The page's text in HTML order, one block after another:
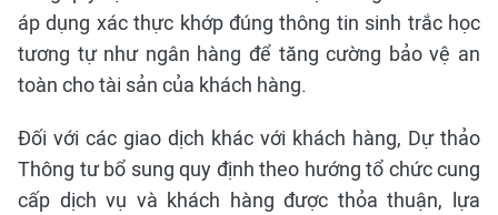
áp dụng xác thực khớp đúng thông tin sinh trắc học
tương tự như ngân hàng để tăng cường bảo vệ an
toàn cho tài sản của khách hàng.
Đối với các giao dịch khác với khách hàng, Dự thảo
Thông tư bổ sung quy định theo hướng tổ chức cung
cấp dịch vụ và khách hàng được thỏa thuận, lựa